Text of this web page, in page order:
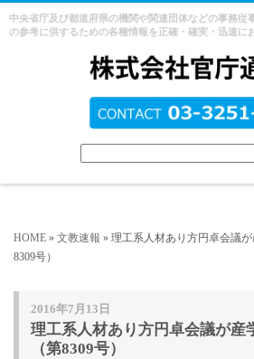
中央省庁及び都道府県の機関や関連団体などの事務従
の参考に供するための各種情報を正確・確実・迅速に
HOME » 文教速報 » 理工系人材あり方円卓会議
8309号）
2016年7月13日
理工系人材あり方円卓会議が
（第8309号）